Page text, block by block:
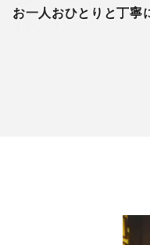
お一人おひとりと丁寧